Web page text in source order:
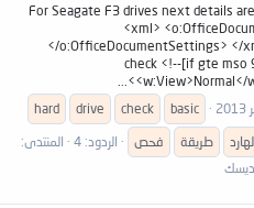
For Seagate F3 drives next details
<xml>
</o:OfficeDocumentSettings> </
check <!--[if gte mso
<w:View>Normal</
basic
check
drive
hard
طريقة فحص الردود: 4
المنتدى: